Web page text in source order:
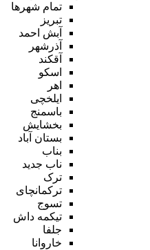
تمام شهر‌ها
تبریز
آبش احمد
آذرشهر
آقکند
اسکو
اهر
ایلخچی
باسمنج
بخشایش
بستان آباد
بناب
ناب جدید
ترک
ترکمانچای
تسوج
تیکمه داش
جلفا
خاروانا